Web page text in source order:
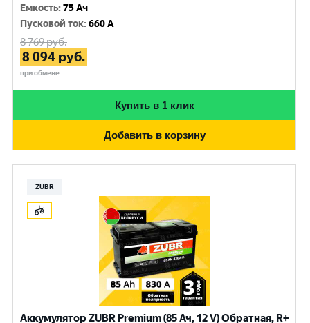
Емкость:75 Ач
Пусковой ток:660 A
8 769руб.
8 094 руб.
при обмене
Купить в 1 клик
Добавить в корзину
ZUBR
Аккумулятор ZUBR Premium (85 Ач, 12 V) Обратная, R+